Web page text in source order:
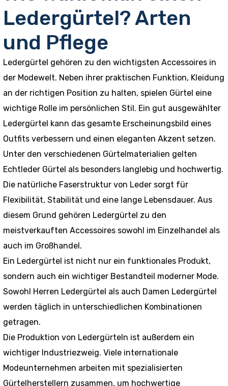
Ledergürtel? Arten
und Pflege
Ledergürtel gehören zu den wichtigsten Accessoires in
der Modewelt. Neben ihrer praktischen Funktion, Kleidung
an der richtigen Position zu halten, spielen Gürtel eine
wichtige Rolle im persönlichen Stil. Ein gut ausgewählter
Ledergürtel kann das gesamte Erscheinungsbild eines
Outfits verbessern und einen eleganten Akzent setzen.
Unter den verschiedenen Gürtelmaterialien gelten
Echtleder Gürtel als besonders langlebig und hochwertig.
Die natürliche Faserstruktur von Leder sorgt für
Flexibilität, Stabilität und eine lange Lebensdauer. Aus
diesem Grund gehören Ledergürtel zu den
meistverkauften Accessoires sowohl im Einzelhandel als
auch im Großhandel.
Ein Ledergürtel ist nicht nur ein funktionales Produkt,
sondern auch ein wichtiger Bestandteil moderner Mode.
Sowohl Herren Ledergürtel als auch Damen Ledergürtel
werden täglich in unterschiedlichen Kombinationen
getragen.
Die Produktion von Ledergürteln ist außerdem ein
wichtiger Industriezweig. Viele internationale
Modeunternehmen arbeiten mit spezialisierten
Gürtelherstellern zusammen, um hochwertige